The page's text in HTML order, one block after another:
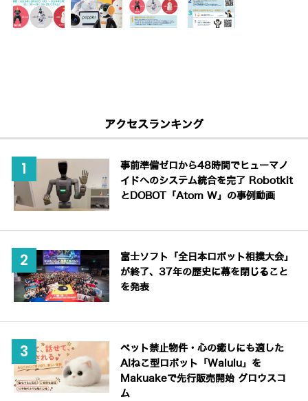
アクセスランキング
事前準備ゼロから48時間でヒューマノ
イドへのシステム統合を完了 Robotkit
とDOBOT「Atom W」の事例動画
富士ソフト「全日本ロボット相撲大会」
が終了、37年の歴史に幕を閉じること
を発表
ペット禁止物件・心の癒しにも適した
AIねこ型ロボット「Walulu」を
Makuakeで先行販売開始 グロウスコ
ム